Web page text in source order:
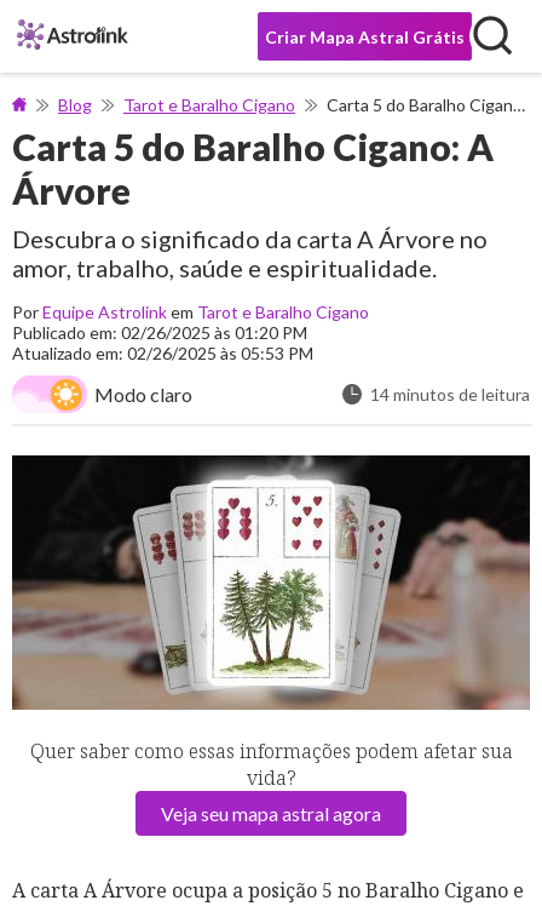
Criar Mapa Astral Grátis
Blog Tarot e Baralho Cigano Carta 5 do Baralho Cigano: A Árvore
Carta 5 do Baralho Cigano: A
Árvore
Descubra o significado da carta A Árvore no
amor, trabalho, saúde e espiritualidade.
PorEquipe Astrolinkem Tarot e Baralho Cigano
Publicado em: 02/26/2025 às 01:20 PM
Atualizado em: 02/26/2025 às 05:53 PM
Modo claro 14 minutos de leitura
Quer saber como essas informações podem afetar sua
vida?
Veja seu mapa astral agora
A carta A Árvore ocupa a posição 5 no Baralho Cigano e